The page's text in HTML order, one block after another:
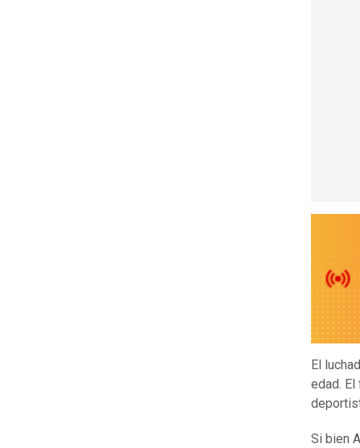
El
edad.
Si bien